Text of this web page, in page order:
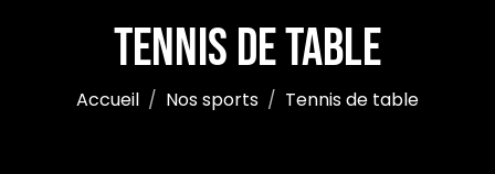
Tennis de table
Accueil Nos sports Tennis de table